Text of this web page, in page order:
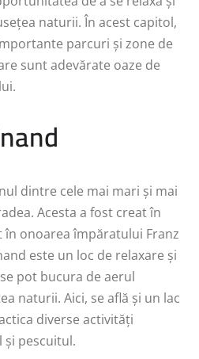
naturii. În acest capitol,
parcuri și zone de
sunt adevărate oaze de
dintre cele mai mari și mai
Acesta a fost creat în
în onoarea împăratului Franz
este un loc de relaxare și
pot bucura de aerul
naturii. Aici, se află și un lac
diverse activități
pescuitul.